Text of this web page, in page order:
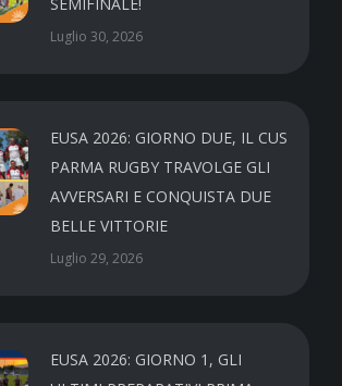
Luglio 30, 2026
EUSA 2026: GIORNO DUE, IL CUS
PARMA RUGBY TRAVOLGE GLI
AVVERSARI E CONQUISTA DUE
BELLE VITTORIE
Luglio 29, 2026
EUSA 2026: GIORNO 1, GLI